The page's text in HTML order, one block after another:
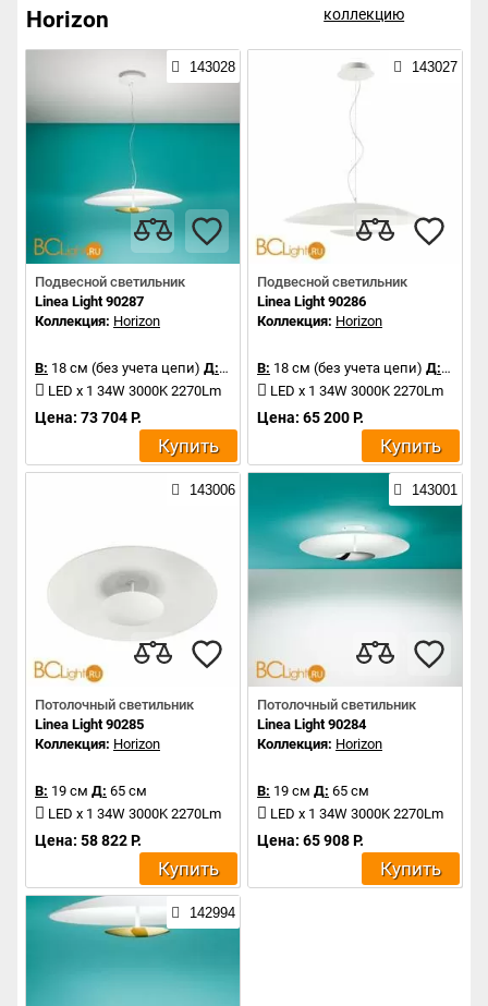
Horizon
коллекцию
143028
Подвесной светильник
Linea Light 90287
Коллекция: Horizon
В: 18 см (без учета цепи) Д:65 см
LED x 1 34W 3000K 2270Lm
Цена: 73 704 Р.
Купить
143027
Подвесной светильник
Linea Light 90286
Коллекция: Horizon
В: 18 см (без учета цепи) Д:65 см
LED x 1 34W 3000K 2270Lm
Цена: 65 200 Р.
Купить
143006
Потолочный светильник
Linea Light 90285
Коллекция: Horizon
В: 19 см Д: 65 см
LED x 1 34W 3000K 2270Lm
Цена: 58 822 Р.
Купить
143001
Потолочный светильник
Linea Light 90284
Коллекция: Horizon
В: 19 см Д: 65 см
LED x 1 34W 3000K 2270Lm
Цена: 65 908 Р.
Купить
142994